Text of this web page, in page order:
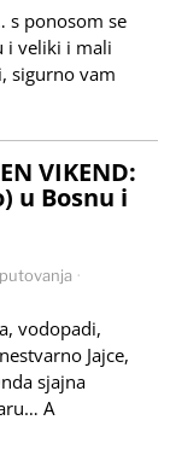
s ponosom se
i veliki i mali
sigurno vam
VIKEND:
u Bosnu i
·
vodopadi,
Jajce,
sjajna
A